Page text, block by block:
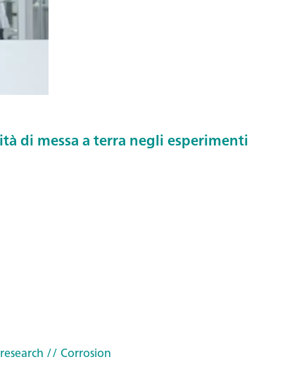
di messa a terra negli esperimenti
// Corrosion